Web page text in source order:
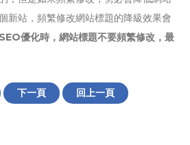
新站，頻繁修改網站標題的降級效果會
優化時，網站標題不要頻繁修改，最
下一頁 回上一頁